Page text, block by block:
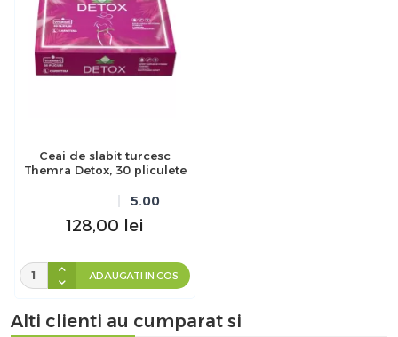
Ceai de slabit turcesc
Themra Detox, 30 pliculete
5.00
128,00 lei
ADAUGATI IN COS
Alti clienti au cumparat si